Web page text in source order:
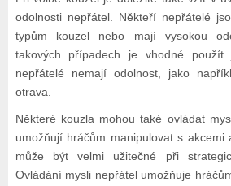
odolnosti nepřátel. Někteří nepřátelé
typům kouzel nebo mají vysokou
takových případech je vhodné
nepřátelé nemají odolnost, jako
otrava.
Některé kouzla mohou také ovládat
umožňují hráčům manipulovat s akcemi
může být velmi užitečné při
Ovládání mysli nepřátel umožňuje